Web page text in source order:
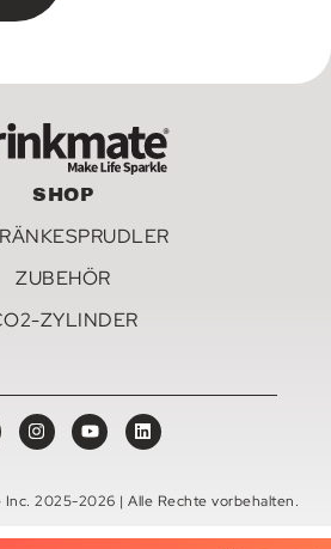
SHOP
ZUBEHÖR
ZYLINDER
Inc. 2025-2026 | Alle Rechte vorbehalten.